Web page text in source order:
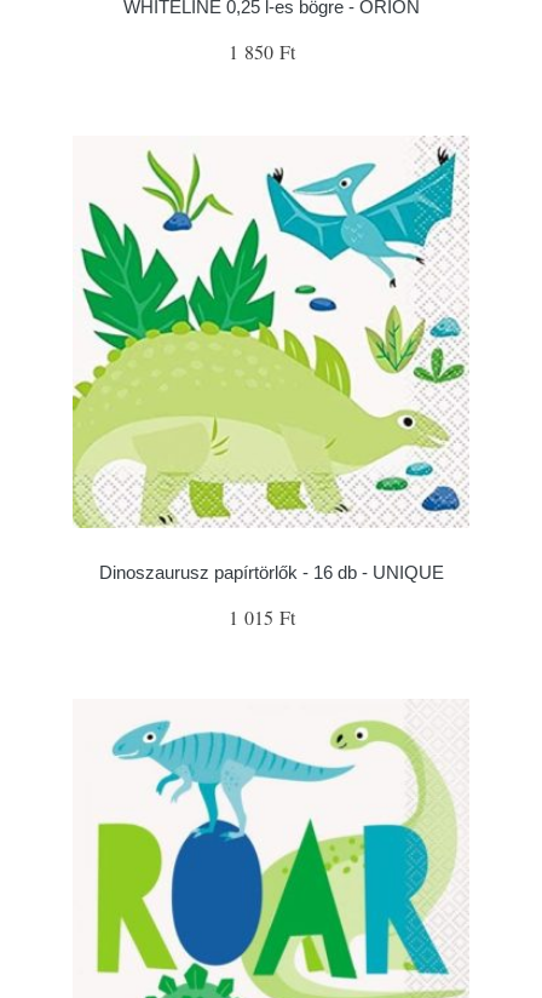
WHITELINE 0,25 l-es bögre - ORION
1 850 Ft
Dinoszaurusz papírtörlők - 16 db - UNIQUE
1 015 Ft